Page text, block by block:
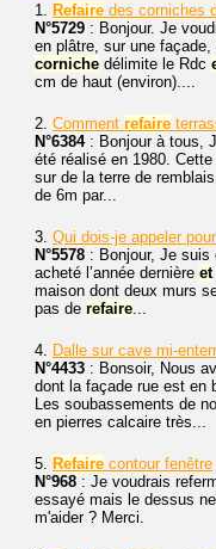
1. Refaire des corniches
N°5729 : Bonjour. Je
en plâtre, sur une
corniche délimite le Rdc
cm de haut (environ)....
2. Comment refaire
N°6384: Bonjour à tous,
été réalisé en 1980.
sur de la terre de
de 6m par...
3. Qui dois-je appeler pour
N°5578 : Bonjour, Je suis
acheté l’année dernière et
maison dont deux murs
pas de refaire...
4. Dalle sur cave mi-
N°4433 : Bonsoir, Nous
dont la façade rue est en
Les soubassements de
en pierres calcaire très...
5. Refaire contour fenêtre
N°968 : Je voudrais
essayé mais le dessus
m'aider ? Merci.